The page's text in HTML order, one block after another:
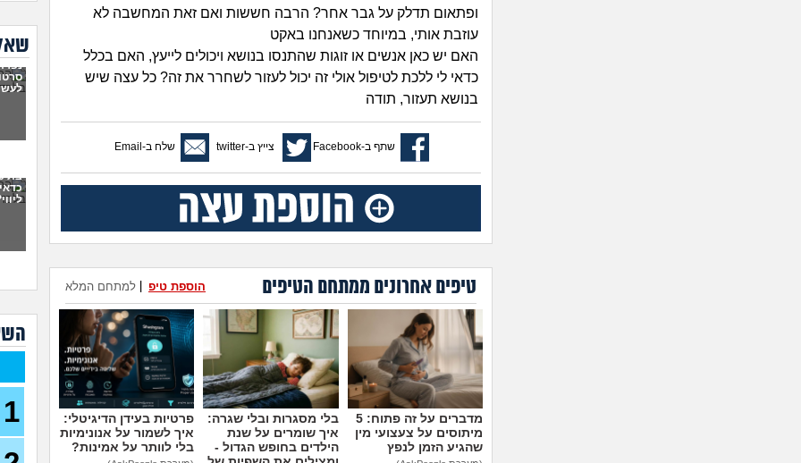
ופתאום תדלק על גבר אחר? הרבה חששות ואם זאת המחשבה לא
עוזבת אותי, במיוחד כשאנחנו באקט
האם יש כאן אנשים או זוגות שהתנסו בנושא ויכולים לייעץ, האם בכלל
כדאי לי ללכת לטיפול אולי זה יכול לעזור לשחרר את זה? כל עצה שיש
בנושא תעזור, תודה
שתף ב-Facebook צייץ ב-twitter שלח ב-Email
טיפים אחרונים ממתחם הטיפים למתחם המלא הוספת טיפ
מדברים על זה פתוח: 5
מיתוסים על צעצועי מין
שהגיע הזמן לנפץ
בלי מסגרות ובלי שגרה:
איך שומרים על שנת
הילדים בחופש הגדול -
פרטיות בעידן הדיגיטלי:
איך לשמור על אנונימיות
בלי לוותר על אמינות?
6
לא
מה
30)
עם
1